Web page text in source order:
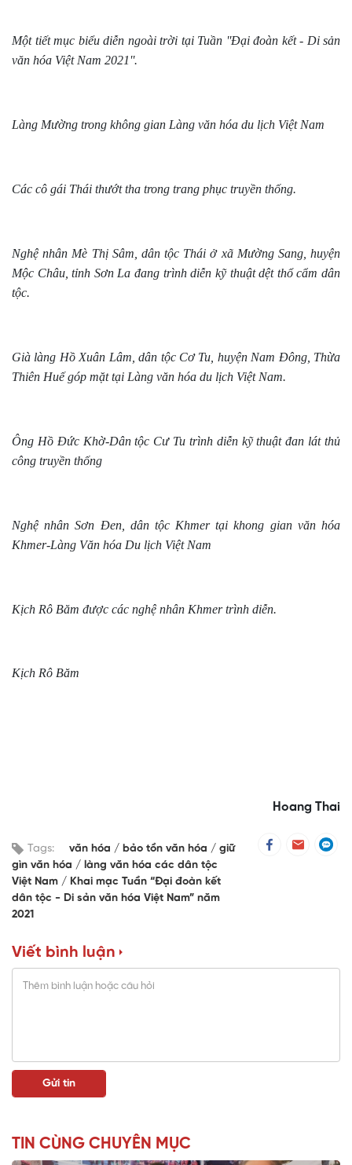
Một tiết mục biểu diễn ngoài trời tại Tuần ''Đại đoàn kết - Di sản
văn hóa Việt Nam 2021''.
Làng Mường trong không gian Làng văn hóa du lịch Việt Nam
Các cô gái Thái thướt tha trong trang phục truyền thống.
Nghệ nhân Mè Thị Sâm, dân tộc Thái ở xã Mường Sang, huyện
Mộc Châu, tỉnh Sơn La đang trình diễn kỹ thuật dệt thổ cẩm dân
tộc.
Già làng Hồ Xuân Lâm, dân tộc Cơ Tu, huyện Nam Đông, Thừa
Thiên Huế góp mặt tại Làng văn hóa du lịch Việt Nam.
Ông Hồ Đức Khờ-Dân tộc Cư Tu trình diễn kỹ thuật đan lát thủ
công truyền thống
Nghệ nhân Sơn Đen, dân tộc Khmer tại khong gian văn hóa
Khmer-Làng Văn hóa Du lịch Việt Nam
Kịch Rô Băm được các nghệ nhân Khmer trình diễn.
Kịch Rô Băm
Hoang Thai
Tags: văn hóa bảo tồn văn hóa
giữ
gìn văn hóa
làng văn hóa các dân tộc
Việt Nam
Khai mạc Tuần “Đại đoàn kết
dân tộc - Di sản văn hóa Việt Nam” năm
2021
Viết bình luận
TIN CÙNG CHUYÊN MỤC